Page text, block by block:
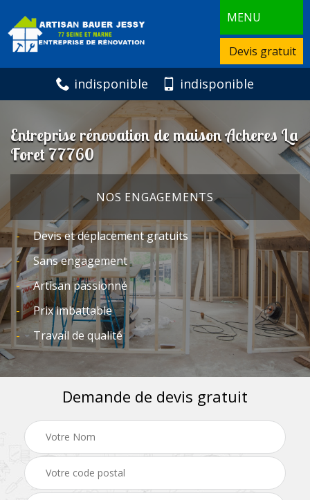
MENU
Devis gratuit
indisponible indisponible
Entreprise rénovation de maison Acheres La
Foret 77760
NOS ENGAGEMENTS
Devis et déplacement gratuits
Sans engagement
Artisan passionné
Prix imbattable
Travail de qualité
Demande de devis gratuit